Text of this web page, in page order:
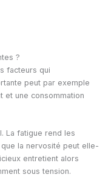
?
facteurs qui
peut par exemple
et une consommation
La fatigue rend les
la nervosité peut elle-
entretient alors
sous tension.